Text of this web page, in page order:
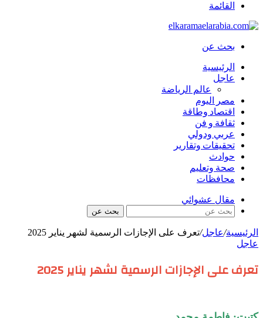
القائمة
بحث عن
الرئيسية
عاجل
عالم الرياضة
مصر اليوم
اقتصاد وطاقة
ثقافة و فن
عربي ودولي
تحقيقات وتقارير
حوادث
صحة وتعليم
محافظات
مقال عشوائي
بحث عن
الرئيسية/عاجل/تعرف على الإجازات الرسمية لشهر يناير 2025
عاجل
تعرف على الإجازات الرسمية لشهر يناير 2025